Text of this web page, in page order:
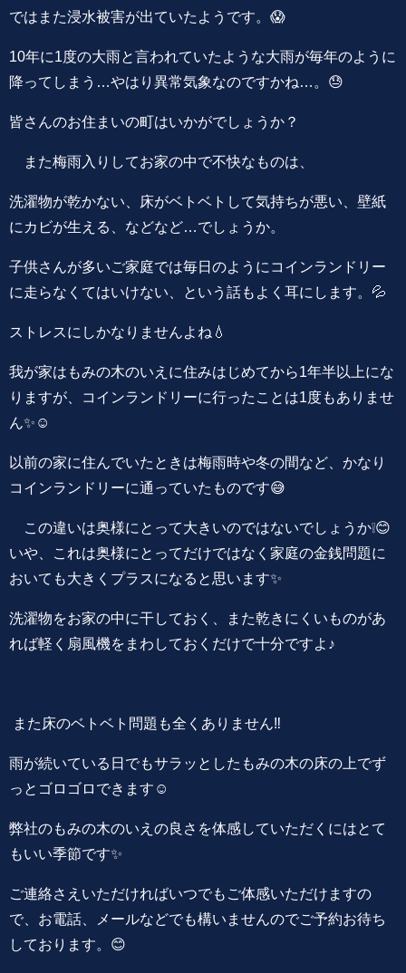
ではまた浸水被害が出ていたようです。😱
10年に1度の大雨と言われていたような大雨が毎年のように
降ってしまう…やはり異常気象なのですかね…。😓
皆さんのお住まいの町はいかがでしょうか？
また梅雨入りしてお家の中で不快なものは、
洗濯物が乾かない、床がベトベトして気持ちが悪い、壁紙
にカビが生える、などなど…でしょうか。
子供さんが多いご家庭では毎日のようにコインランドリー
に走らなくてはいけない、という話もよく耳にします。💦
ストレスにしかなりませんよね💧
我が家はもみの木のいえに住みはじめてから1年半以上にな
りますが、コインランドリーに行ったことは1度もありませ
ん✨☺️
以前の家に住んでいたときは梅雨時や冬の間など、かなり
コインランドリーに通っていたものです😅
この違いは奥様にとって大きいのではないでしょうか❕😊
いや、これは奥様にとってだけではなく家庭の金銭問題に
おいても大きくプラスになると思います✨
洗濯物をお家の中に干しておく、また乾きにくいものがあ
れば軽く扇風機をまわしておくだけで十分ですよ♪
また床のベトベト問題も全くありません‼️
雨が続いている日でもサラッとしたもみの木の床の上でず
っとゴロゴロできます☺️
弊社のもみの木のいえの良さを体感していただくにはとて
もいい季節です✨
ご連絡さえいただければいつでもご体感いただけますの
で、お電話、メールなどでも構いませんのでご予約お待ち
しております。😊